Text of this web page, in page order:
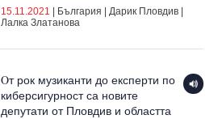
15.11.2021 България Дарик Пловдив|
Лалка Златанова
Oт рок музиканти до експерти по
киберсигурност са новите
депутати от Пловдив и областта